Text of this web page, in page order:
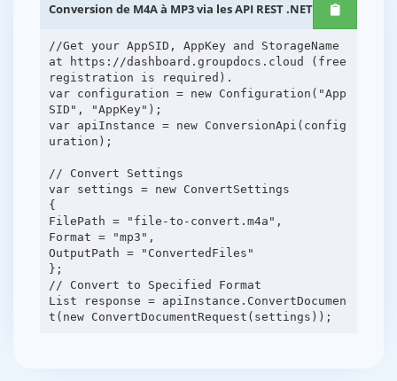
Conversion de M4A à MP3 via les API REST .NET
//Get your AppSID, AppKey and StorageName
at https://dashboard.groupdocs.cloud (free
registration is required).
var configuration = new Configuration("App
SID", "AppKey");
var apiInstance = new ConversionApi(config
uration);
// Convert Settings
var settings = new ConvertSettings
{
FilePath = "file-to-convert.m4a",
Format = "mp3",
OutputPath = "ConvertedFiles"
};
// Convert to Specified Format
List response = apiInstance.ConvertDocumen